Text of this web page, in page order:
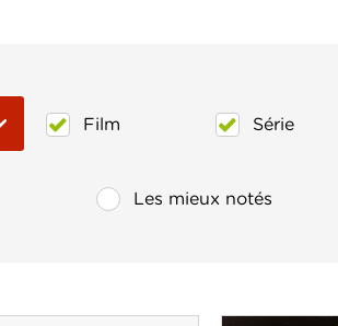
Film Série
Les mieux notés